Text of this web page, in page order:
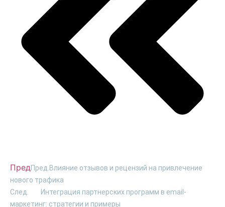
ПредПред.Влияние отзывов и рецензий на привлечение
нового трафика
След.
Интеграция партнерских программ в email-
маркетинг: стратегии и примеры